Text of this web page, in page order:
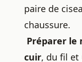
paire de
chaussure.
Préparer le
cuir, du fil et